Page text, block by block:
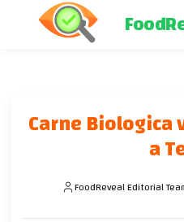
Carne Biologica
a
FoodReveal Editorial